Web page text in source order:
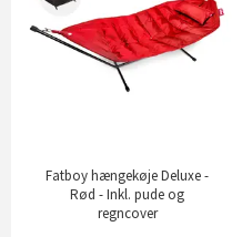
Fatboy hængekøje Deluxe -
Rød - Inkl. pude og
regncover